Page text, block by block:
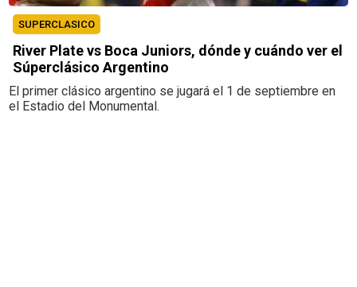
SUPERCLASICO
River Plate vs Boca Juniors, dónde y cuándo ver el
Súperclásico Argentino
El primer clásico argentino se jugará el 1 de septiembre en
el Estadio del Monumental.